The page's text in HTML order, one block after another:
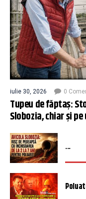
iulie 30, 2026 0
Tupeu de făptaș:
Slobozia, chiar și
...